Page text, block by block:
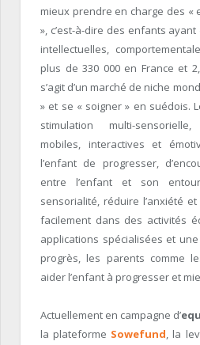
mieux prendre en charge des «
», c’est-à-dire des enfants
intellectuelles,
plus de 330 000 en France et
s’agit d’un marché de niche
» et se « soigner » en suédois.
stimulation multi-
mobiles, interactives et
l’enfant de progresser,
entre l’enfant et son
sensorialité, réduire l’anxiété et
facilement dans des activités
applications spécialisées et
progrès, les parents comme
aider l’enfant à progresser et
Actuellement en campagne d’
la plateforme Sowefund, la